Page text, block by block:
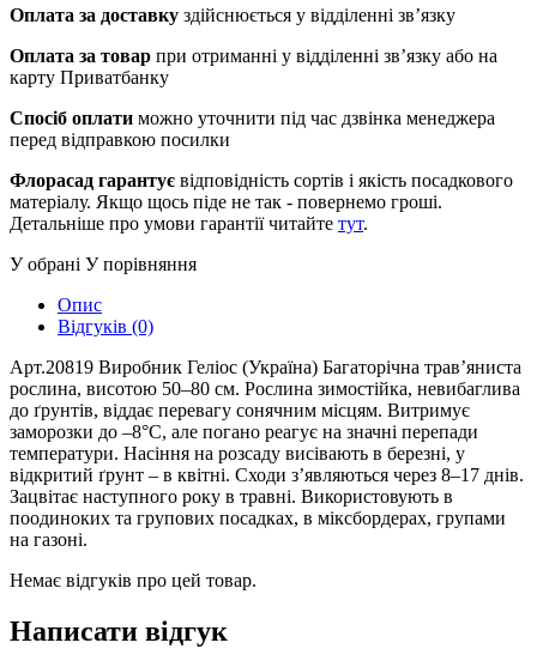
Оплата за доставку здійснюється у відділенні зв’язку
Оплата за товар при отриманні у відділенні зв’язку або на
карту Приватбанку
Спосіб оплати можно уточнити під час дзвінка менеджера
перед відправкою посилки
Флорасад гарантує відповідність сортів і якість посадкового
матеріалу. Якщо щось піде не так - повернемо гроші.
Детальніше про умови гарантії читайте тут.
У обрані У порівняння
Опис
Відгуків (0)
Арт.20819 Виробник Геліос (Україна) Багаторічна трав’яниста
рослина, висотою 50–80 см. Рослина зимостійка, невибаглива
до ґрунтів, віддає перевагу сонячним місцям. Витримує
заморозки до –8°С, але погано реагує на значні перепади
температури. Насіння на розсаду висівають в березні, у
відкритий ґрунт – в квітні. Сходи з’являються через 8–17 днів.
Зацвітає наступного року в травні. Використовують в
поодиноких та групових посадках, в міксбордерах, групами
на газоні.
Немає відгуків про цей товар.
Написати відгук